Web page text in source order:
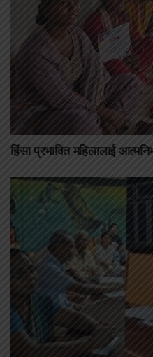
हिंसा प्रभावित महिलालाई